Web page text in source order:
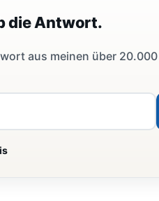
die Antwort.
aus meinen über